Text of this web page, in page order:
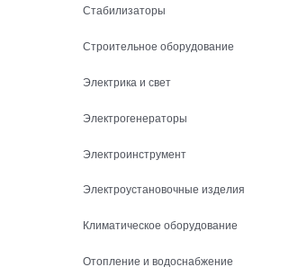
Стабилизаторы
Строительное оборудование
Электрика и свет
Электрогенераторы
Электроинструмент
Электроустановочные изделия
Климатическое оборудование
Отопление и водоснабжение